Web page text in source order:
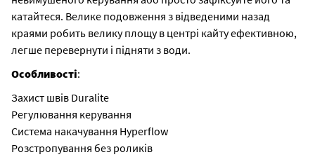
катайтеся. Велике подовження з відведеними назад
краями робить велику площу в центрі кайту ефективною,
легше перевернути і підняти з води.
Особливості:
Захист швів Duralite
Регулювання керування
Система накачування Hyperflow
Розстропування без роликів